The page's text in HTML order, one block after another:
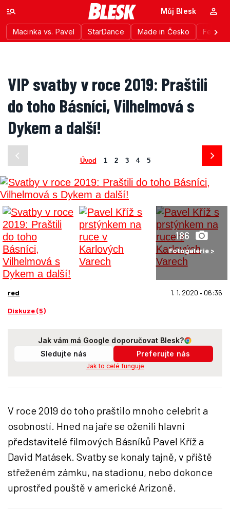
Macinka vs. Pavel StarDance Made in Česko
Můj Blesk
VIP svatby v roce 2019: Praštili
do toho Básníci, Vilhelmová s
Dykem a další!
Úvod 1 2 3 4 5
186
Fotogalerie >
red 1. 1. 2020 • 06:36
Diskuze (5)
Jak vám má Google doporučovat Blesk?
Sledujte nás
Preferujte nás
Jak to celé funguje
V roce 2019 do toho praštilo mnoho celebrit a
osobností. Hned na jaře se oženili hlavní
představitelé filmových Básníků Pavel Kříž a
David Matásek. Svatby se konaly tajně, v příště
střeženém zámku, na stadionu, nebo dokonce
uprostřed pouště v americké Arizoně.